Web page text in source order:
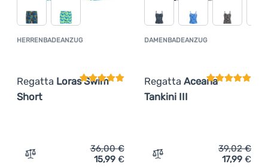
HERRENBADEANZUG
Regatta Loras Swim
Short
Kundenbewertung
Zum Vergleich 'Herrenbadeanzug Regatta Loras Swim
36,00€
15,99 €
DAMENBADEANZUG
Regatta Aceana
Tankini III
Zum Vergleich
39,02€
17,99 €